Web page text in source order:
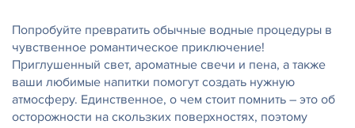
Попробуйте превратить обычные водные процедуры в
чувственное романтическое приключение!
Приглушенный свет, ароматные свечи и пена, а также
ваши любимые напитки помогут создать нужную
атмосферу. Единственное, о чем стоит помнить – это об
осторожности на скользких поверхностях, поэтому